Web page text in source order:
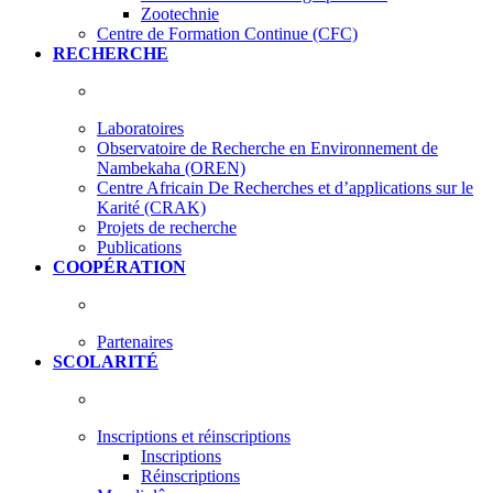
Zootechnie
Centre de Formation Continue (CFC)
RECHERCHE
Laboratoires
Observatoire de Recherche en Environnement de
Nambekaha (OREN)
Centre Africain De Recherches et d’applications sur le
Karité (CRAK)
Projets de recherche
Publications
COOPÉRATION
Partenaires
SCOLARITÉ
Inscriptions et réinscriptions
Inscriptions
Réinscriptions